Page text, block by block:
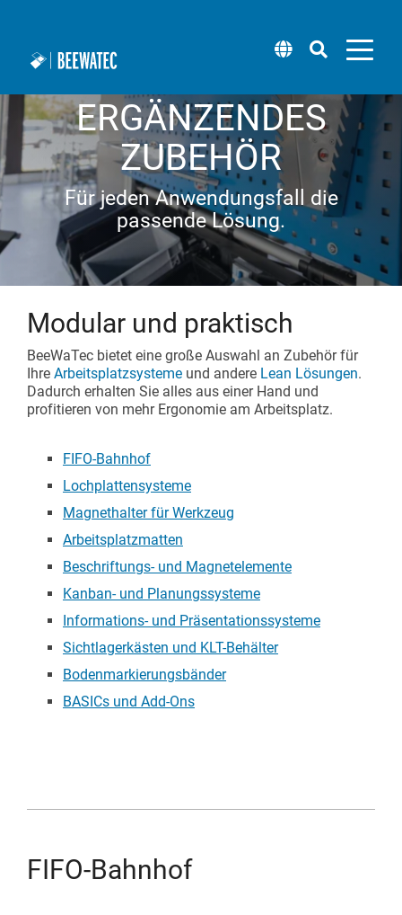
Systembaukasten
Rohrstecksystem Stahl
Rohrstecksystem Aluminium
Vierkantsystem Stahl
Vierkantsystem Aluminium
Anbauteile
Rollschienen
Platten
Arbeitsplatzbeleuchtung
Hubtechnik
Software
BEEVisio (3D-Software)
Montagearbeitsplätze
Packtische
Regalsysteme
Montagelinien
Karakuri
Whiteboards
FIFO-Bahnhof
ZUR ÜBERSICHT
Mobiler Roboter (wheel.me)
Solution Center (wheel.me)
Taxi-Konzept (wheel.me)
Pick by Light
Blog
Technischer Support
Lean Schulungen & Workshops
Newsletter
Lean Projekt starten
ZUR ÜBERSICHT
Über uns
Standorte
Lieferantenmanagement
ERGÄNZENDES
ZUBEHÖR
Für jeden Anwendungsfall die
passende Lösung.
Modular und praktisch
BeeWaTec bietet eine große Auswahl an Zubehör für
Ihre Arbeitsplatzsysteme und andere Lean Lösungen.
Dadurch erhalten Sie alles aus einer Hand und
profitieren von mehr Ergonomie am Arbeitsplatz.
FIFO-Bahnhof
Lochplattensysteme
Magnethalter für Werkzeug
Arbeitsplatzmatten
Beschriftungs- und Magnetelemente
Kanban- und Planungssysteme
Informations- und Präsentationssysteme
Sichtlagerkästen und KLT-Behälter
Bodenmarkierungsbänder
BASICs und Add-Ons
FIFO-Bahnhof